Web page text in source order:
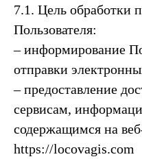
7.1. Цель обработки
Пользователя:
– информирование
отправки
– предоставление
сервисам,
содержащимся на
https://locovagis.com